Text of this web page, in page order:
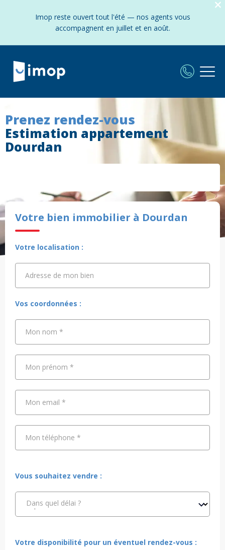
Imop reste ouvert tout l'été — nos agents vous
accompagnent en juillet et en août.
Prenez rendez-vous
Estimation appartement
Dourdan
Votre bien immobilier à Dourdan
Votre localisation :
Adresse de mon bien
Adresse de mon bien
Vos coordonnées :
Mon nom *
Mon prénom *
Mon email *
Mon téléphone *
Vous souhaitez vendre :
Dans quel délai ?
Votre disponibilité pour un éventuel rendez-vous :